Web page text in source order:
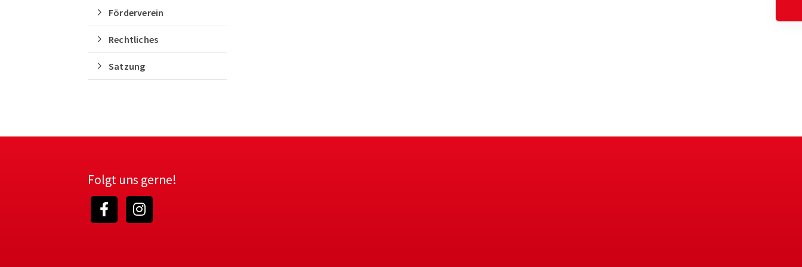
Förderverein
Rechtliches
Satzung
Folgt uns gerne!